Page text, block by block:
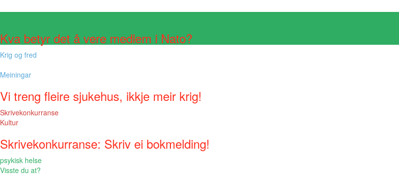
Kva betyr det å vere medlem i Nato?
Krig og fred
Meiningar
Vi treng fleire sjukehus, ikkje meir krig!
Skrivekonkurranse
Kultur
Skrivekonkurranse: Skriv ei bokmelding!
psykisk helse
Visste du at?